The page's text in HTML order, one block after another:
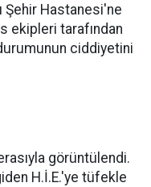
Şehir Hastanesi'ne
ekipleri tarafından
durumunun ciddiyetini
görüntülendi.
H.İ.E.'ye tüfekle